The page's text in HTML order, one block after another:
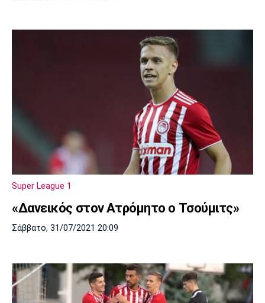
Super League 1
«Δανεικός στον Ατρόμητο ο Τσούμιτς»
Σάββατο, 31/07/2021 20:09